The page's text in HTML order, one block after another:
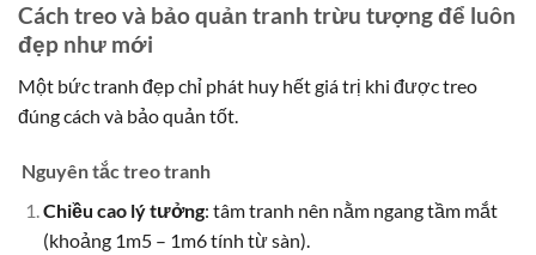
Cách treo và bảo quản tranh trừu tượng để luôn
đẹp như mới
Một bức tranh đẹp chỉ phát huy hết giá trị khi được treo
đúng cách và bảo quản tốt.
Nguyên tắc treo tranh
Chiều cao lý tưởng: tâm tranh nên nằm ngang tầm mắt
(khoảng 1m5 – 1m6 tính từ sàn).